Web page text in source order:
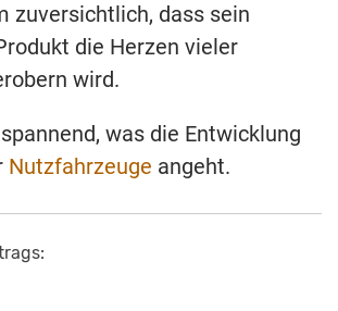
zuversichtlich, dass sein
die Herzen vieler
wird.
was die Entwicklung
Nutzfahrzeuge angeht.